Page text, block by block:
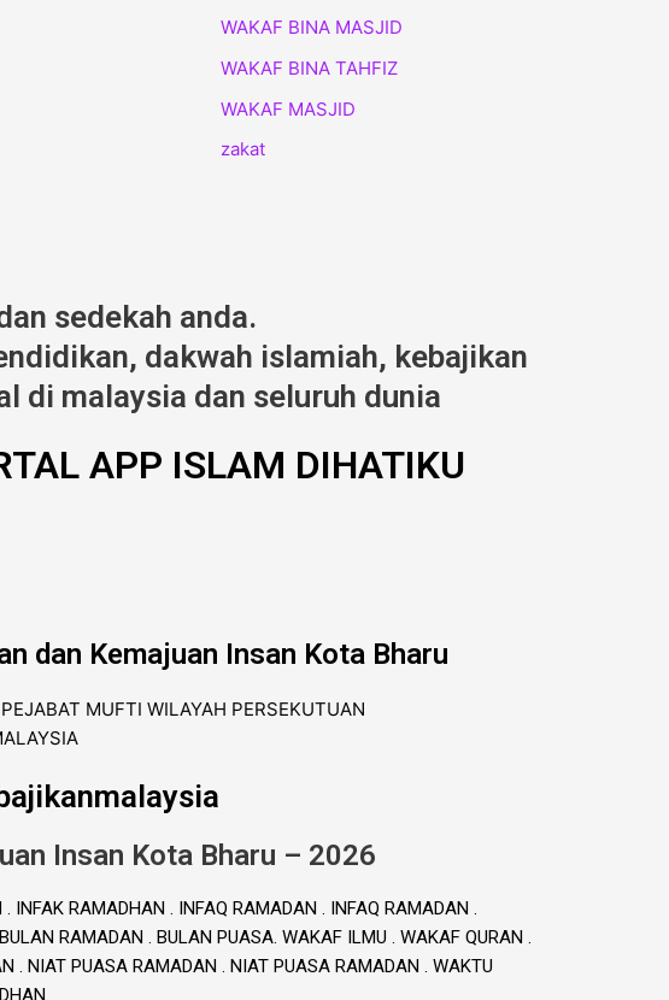
WAKAF BINA MASJID
WAKAF BINA TAHFIZ
WAKAF MASJID
zakat
sedekah anda.
dakwah islamiah, kebajikan
di malaysia dan seluruh dunia
APP ISLAM DIHATIKU
dan Kemajuan Insan Kota Bharu
Insan Kota Bharu – 2026
INFAK RAMADHAN . INFAQ RAMADAN . INFAQ RAMADAN .
RAMADAN . BULAN PUASA. WAKAF ILMU . WAKAF QURAN .
. NIAT PUASA RAMADAN . NIAT PUASA RAMADAN . WAKTU